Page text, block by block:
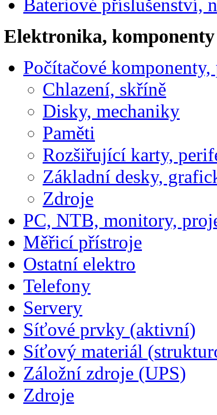
Bateriové příslušenství,
Elektronika, komponenty
Počítačové
Chlazení, skříně
Disky, mechaniky
Paměti
Rozšiřující karty,
Základní desky,
Zdroje
PC, NTB, monitory,
Měřicí přístroje
Ostatní elektro
Telefony
Servery
Síťové prvky (aktivní)
Síťový materiál
Záložní zdroje (UPS)
Zdroje